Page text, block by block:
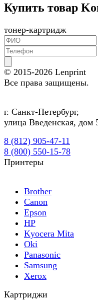
Купить товар
тонер-картридж
© 2015-2026 Lenprint
Все права защищены.
г. Санкт-Петербург,
улица Введенская, дом
8 (812) 905-47-11
8 (800) 550-15-78
Принтеры
Brother
Canon
Epson
HP
Kyocera Mita
Oki
Panasonic
Samsung
Xerox
Картриджи